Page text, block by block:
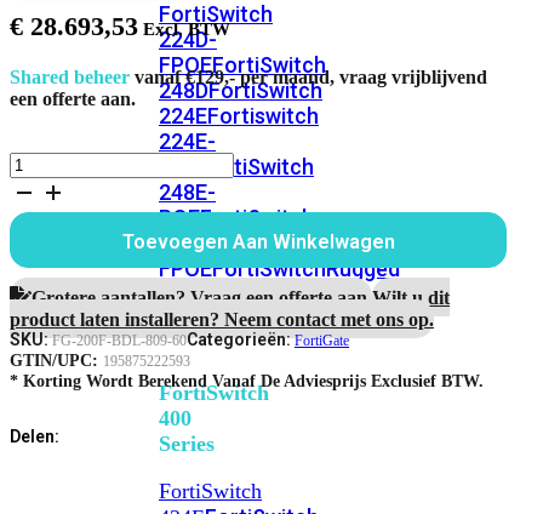
FortiSwitch
224D-
FPOEFortiSwitch
248DFortiSwitch
224EFortiswitch
224E-
FortiSwitch
248E-
POEFortiSwitch
248E-
FPOEFortiSwitchRugged
216F-
POE
FortiSwitch
400
Series
FortiSwitch
€ 28.693,53
Shared beheer vanaf €129,- per maand, vraag vrijblijvend
een offerte aan.
FortiGate
200F
Bundel
60
Maanden
Enterprise
Protection
aantal
Toevoegen Aan Winkelwagen
Grotere aantallen? Vraag een offerte aan.Wilt u dit
product laten installeren? Neem contact met ons op.
SKU:FG-200F-BDL-809-60Categorieën:FortiGate
GTIN/UPC: 195875222593
* Korting Wordt Berekend Vanaf De Adviesprijs Exclusief BTW.
Delen: